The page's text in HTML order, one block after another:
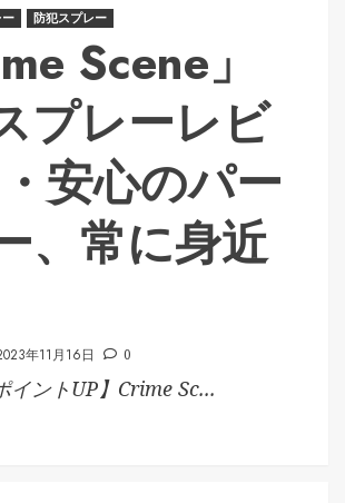
防犯スプレー
Scene」
プレーレビ
安心のパー
、常に身近
年11月16日 0
イントUP】Crime Sc...